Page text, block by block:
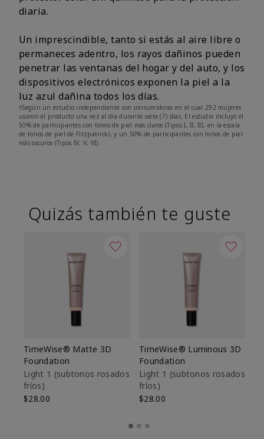
diaria.
Un imprescindible, tanto si estás al aire libre o
permaneces adentro, los rayos dañinos pueden
penetrar las ventanas del hogar y del auto, y los
dispositivos electrónicos exponen la piel a la
luz azul dañina todos los días.
†Según un estudio independiente con consumidoras en el cual 292 mujeres
usaron el producto una vez al día durante siete (7) días. El estudio incluyó el
50% de participantes con tonos de piel más claros (Tipos I, II, III, en la escala
de tonos de piel de Fitzpatrick), y un 50% de participantes con tonos de piel
más oscuros (Tipos IV, V, VI).
Quizás también te guste
TimeWise® Matte 3D
Foundation
Light 1​ (subtonos rosados
fríos)
$28.00
TimeWise® Luminous 3D
Foundation
Light 1​ (subtonos rosados
fríos)
$28.00